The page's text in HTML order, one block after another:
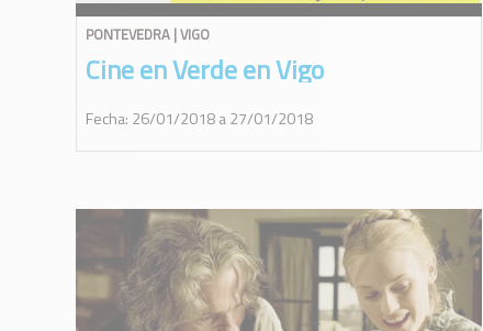
PONTEVEDRA | VIGO
Cine en Verde en Vigo
Fecha: 26/01/2018 a 27/01/2018